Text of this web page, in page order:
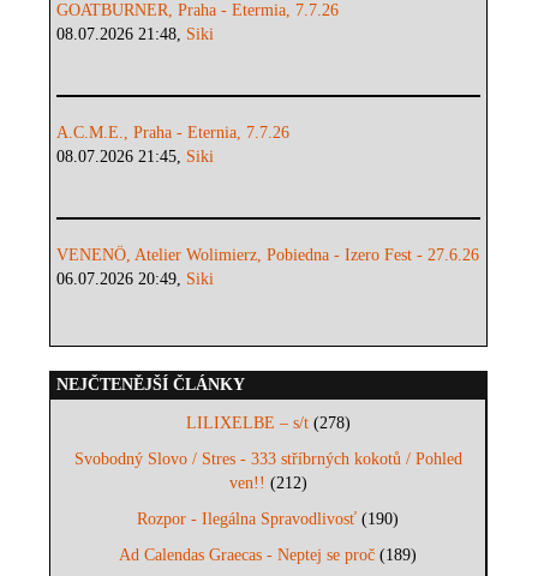
GOATBURNER, Praha - Etermia, 7.7.26
08.07.2026 21:48, Siki
A.C.M.E., Praha - Eternia, 7.7.26
08.07.2026 21:45, Siki
VENENÖ, Atelier Wolimierz, Pobiedna - Izero Fest - 27.6.26
06.07.2026 20:49, Siki
NEJČTENĚJŠÍ ČLÁNKY
LILIXELBE – s/t(278)
Svobodný Slovo / Stres - 333 stříbrných kokotů / Pohled
ven!! (212)
Rozpor - Ilegálna Spravodlivosť (190)
Ad Calendas Graecas - Neptej se proč (189)